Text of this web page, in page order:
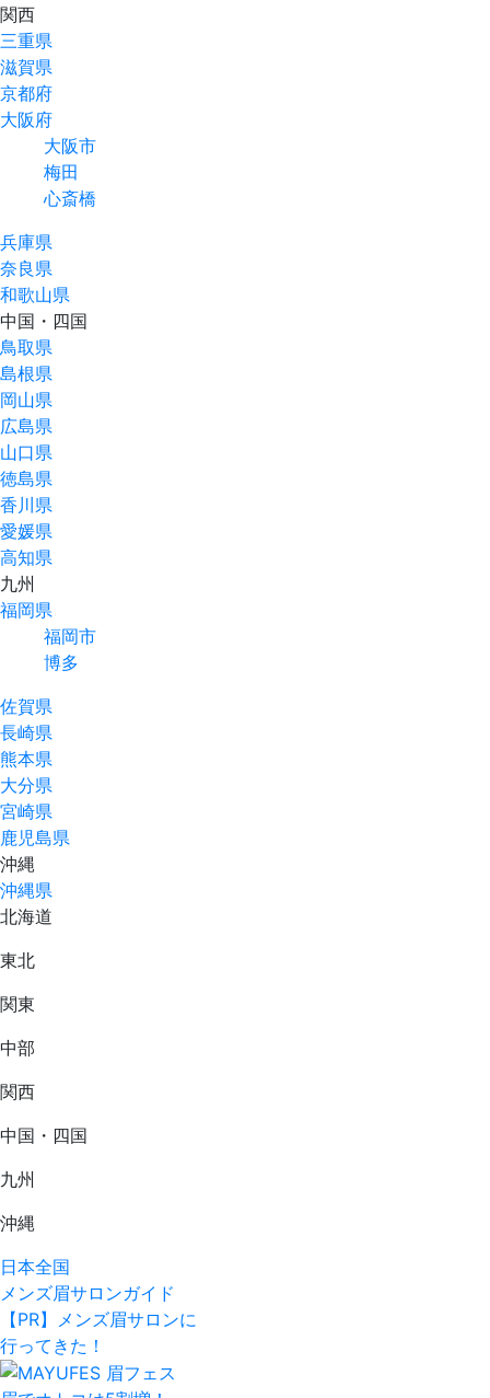
関⻄
三重県
滋賀県
京都府
大阪府
大阪市
梅田
心斎橋
兵庫県
奈良県
和歌山県
中国・四国
鳥取県
島根県
岡山県
広島県
山口県
徳島県
香川県
愛媛県
高知県
九州
福岡県
福岡市
博多
佐賀県
長崎県
熊本県
大分県
宮崎県
鹿児島県
沖縄
沖縄県
北海道
東北
関東
中部
関西
中国・四国
九州
沖縄
⽇本全国
メンズ眉サロンガイド
【PR】メンズ眉サロンに
行ってきた！